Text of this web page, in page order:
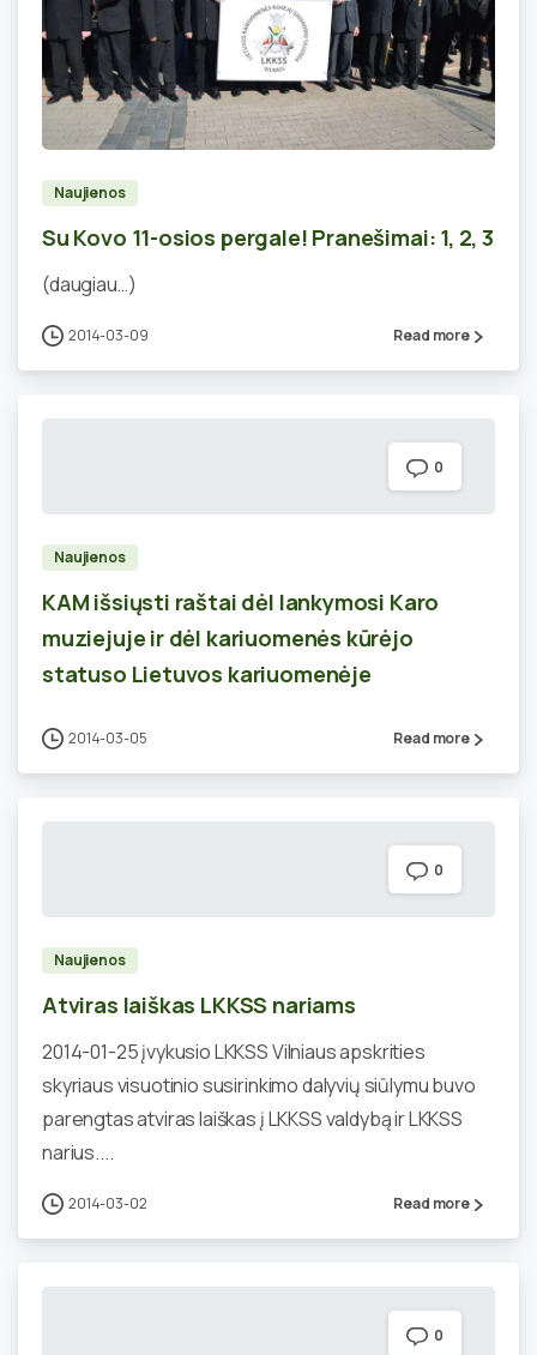
0
Naujienos
Su Kovo 11-osios pergale! Pranešimai: 1, 2, 3
(daugiau…)
2014-03-09 Read more
0
Naujienos
KAM išsiųsti raštai dėl lankymosi Karo
muziejuje ir dėl kariuomenės kūrėjo
statuso Lietuvos kariuomenėje
2014-03-05 Read more
0
Naujienos
Atviras laiškas LKKSS nariams
2014-01-25 įvykusio LKKSS Vilniaus apskrities
skyriaus visuotinio susirinkimo dalyvių siūlymu buvo
parengtas atviras laiškas į LKKSS valdybą ir LKKSS
narius....
2014-03-02 Read more
0